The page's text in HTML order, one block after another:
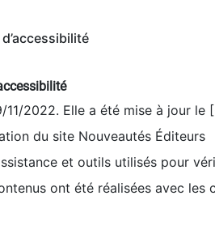
2022. Elle a été mise à jour le
du site Nouveautés Éditeurs
et outils utilisés pour
ont été réalisées avec les